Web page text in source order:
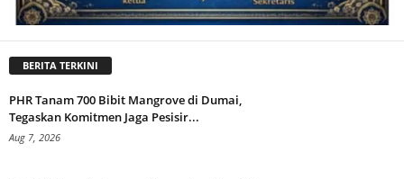
BERITA TERKINI
PHR Tanam 700 Bibit Mangrove di Dumai,
Tegaskan Komitmen Jaga Pesisir...
Aug 7, 2026